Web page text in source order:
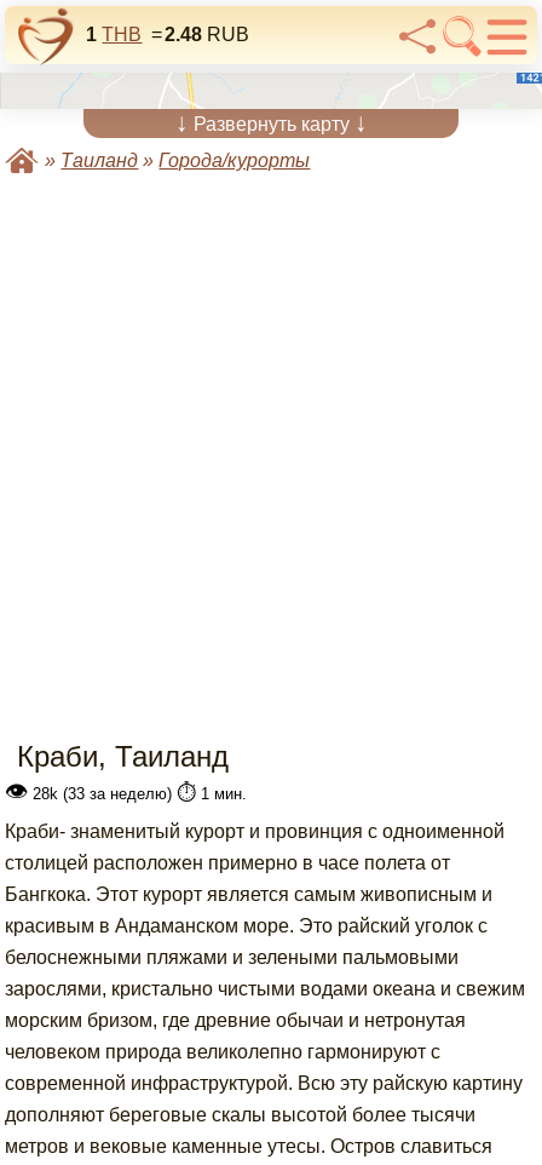
1 THB =2.48 RUB
↓ Развернуть карту ↓
» Таиланд »Города/курорты
Краби, Таиланд
👁 28k (33 за неделю) ⏱️ 1 мин.
Краби- знаменитый курорт и провинция с одноименной
столицей расположен примерно в часе полета от
Бангкока. Этот курорт является самым живописным и
красивым в Андаманском море. Это райский уголок с
белоснежными пляжами и зелеными пальмовыми
зарослями, кристально чистыми водами океана и свежим
морским бризом, где древние обычаи и нетронутая
человеком природа великолепно гармонируют с
современной инфраструктурой. Всю эту райскую картину
дополняют береговые скалы высотой более тысячи
метров и вековые каменные утесы. Остров славиться